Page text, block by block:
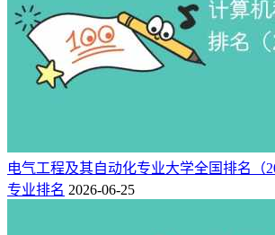
电气工程及其自动化专业大学全国排名（
专业排名 2026-06-25